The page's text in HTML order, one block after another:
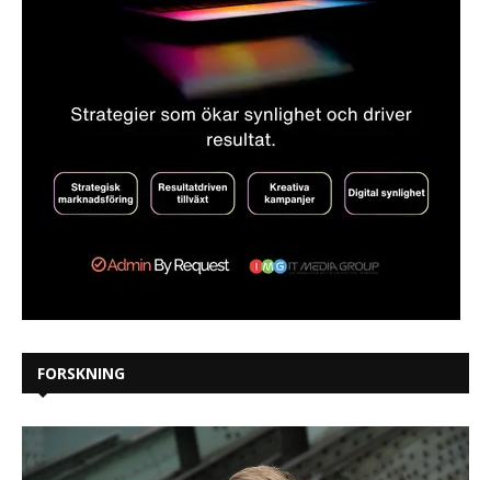
FORSKNING